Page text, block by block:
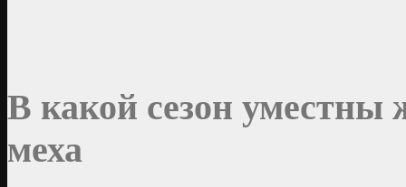
В какой сезон уместны
меха